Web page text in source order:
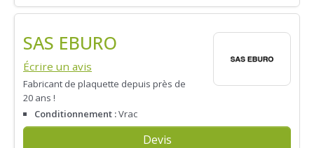
SAS EBURO
Écrire un avis
Fabricant de plaquette depuis près de
20 ans !
Conditionnement :Vrac
Devis